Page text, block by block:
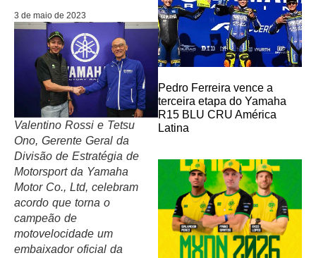
3 de maio de 2023
Valentino Rossi e Tetsu
Ono, Gerente Geral da
Divisão de Estratégia de
Motorsport da Yamaha
Motor Co., Ltd, celebram
acordo que torna o
campeão de
motovelocidade um
embaixador oficial da
Pedro Ferreira vence a
terceira etapa do Yamaha
R15 BLU CRU América
Latina